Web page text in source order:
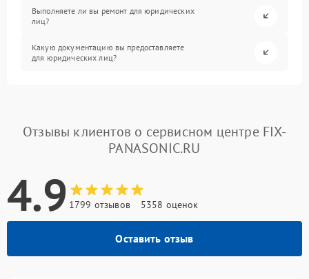
Выполняете ли вы ремонт для юридических
лиц?
Какую документацию вы предоставляете
для юридических лиц?
Отзывы клиентов о сервисном центре FIX-
PANASONIC.RU
4.9 1799 отзывов 5358 оценок
Оставить отзыв